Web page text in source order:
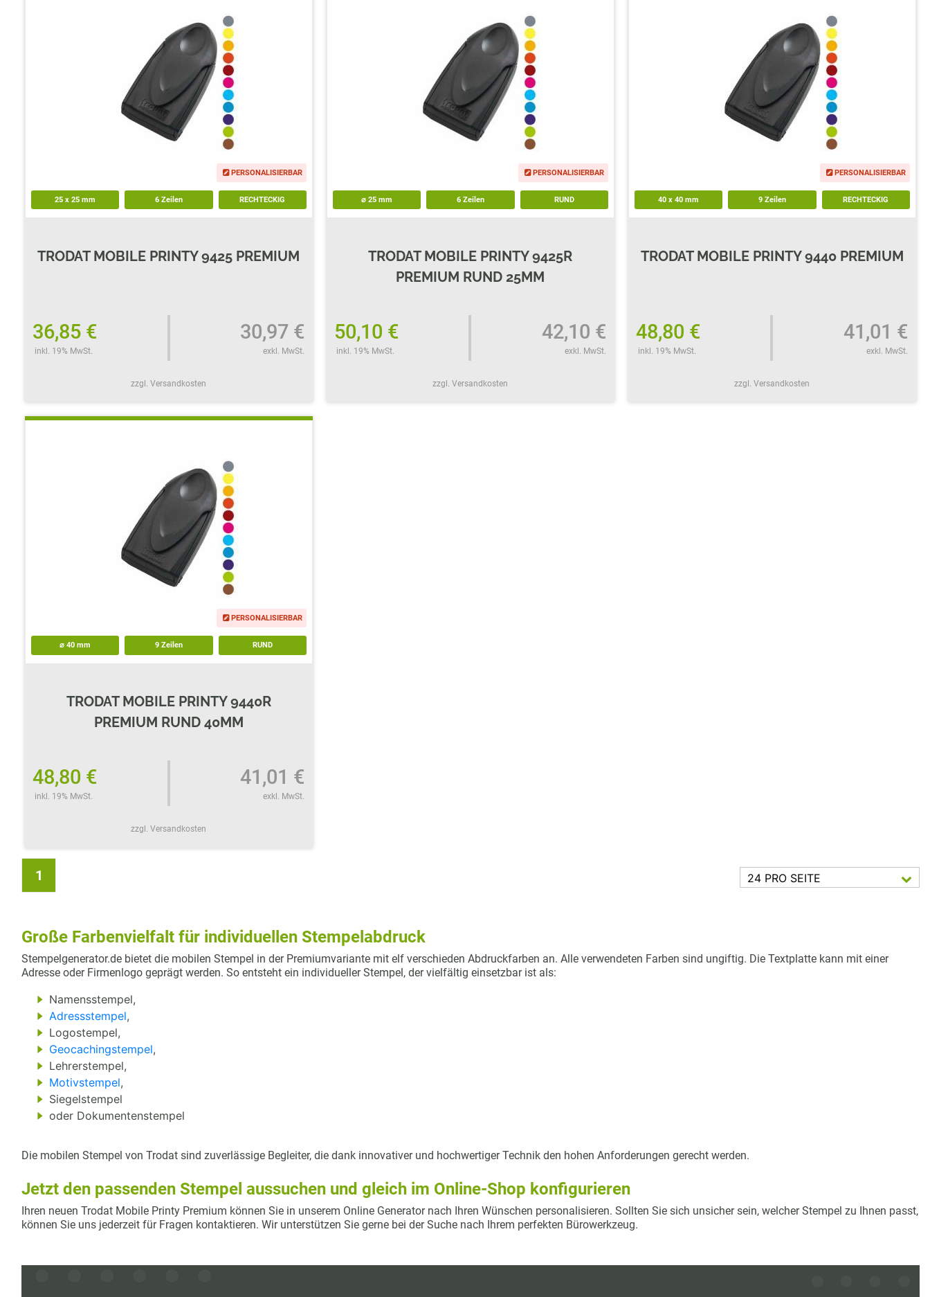
TRODAT® CREATIVE MINI
TRODAT® PIXEL STAMP
PERSONALISIERBAR
25 x25 mm 6 Zeilen RECHTECKIG
TRODAT MOBILE PRINTY 9425 PREMIUM
36,85 €
inkl. 19% MwSt.
30,97 €
exkl. MwSt.
zzgl. Versandkosten
PERSONALISIERBAR
⌀25 mm 6 Zeilen RUND
TRODAT MOBILE PRINTY 9425R
PREMIUM RUND 25MM
50,10 €
inkl. 19% MwSt.
42,10 €
exkl. MwSt.
zzgl. Versandkosten
PERSONALISIERBAR
40 x40 mm 9 Zeilen RECHTECKIG
TRODAT MOBILE PRINTY 9440 PREMIUM
48,80 €
inkl. 19% MwSt.
41,01 €
exkl. MwSt.
zzgl. Versandkosten
PERSONALISIERBAR
⌀40 mm 9 Zeilen RUND
TRODAT MOBILE PRINTY 9440R
PREMIUM RUND 40MM
48,80 €
inkl. 19% MwSt.
41,01 €
exkl. MwSt.
zzgl. Versandkosten
1 24 PRO SEITE
Große Farbenvielfalt für individuellen Stempelabdruck
Stempelgenerator.de bietet die mobilen Stempel in der Premiumvariante mit elf verschieden Abdruckfarben an. Alle verwendeten Farben sind ungiftig. Die Textplatte kann mit einer
Adresse oder Firmenlogo geprägt werden. So entsteht ein individueller Stempel, der vielfältig einsetzbar ist als:
Namensstempel,
Adressstempel,
Logostempel,
Geocachingstempel,
Lehrerstempel,
Motivstempel,
Siegelstempel
oder Dokumentenstempel
Die mobilen Stempel von Trodat sind zuverlässige Begleiter, die dank innovativer und hochwertiger Technik den hohen Anforderungen gerecht werden.
Jetzt den passenden Stempel aussuchen und gleich im Online-Shop konfigurieren
Ihren neuen Trodat Mobile Printy Premium können Sie in unserem Online Generator nach Ihren Wünschen personalisieren. Sollten Sie sich unsicher sein, welcher Stempel zu Ihnen passt,
können Sie uns jederzeit für Fragen kontaktieren. Wir unterstützen Sie gerne bei der Suche nach Ihrem perfekten Bürowerkzeug.